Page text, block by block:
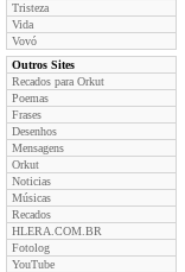
Tristeza
Vida
Vovó
Outros Sites
Recados para Orkut
Poemas
Frases
Desenhos
Mensagens
Orkut
Noticias
Músicas
Recados
HLERA.COM.BR
Fotolog
YouTube